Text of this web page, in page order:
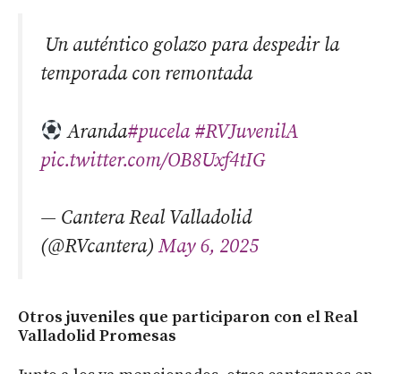
️ Un auténtico golazo para despedir la
temporada con remontada
Aranda#pucela #RVJuvenilA
pic.twitter.com/OB8Uxf4tIG
— Cantera Real Valladolid
(@RVcantera) May 6, 2025
Otros juveniles que participaron con el Real
Valladolid Promesas